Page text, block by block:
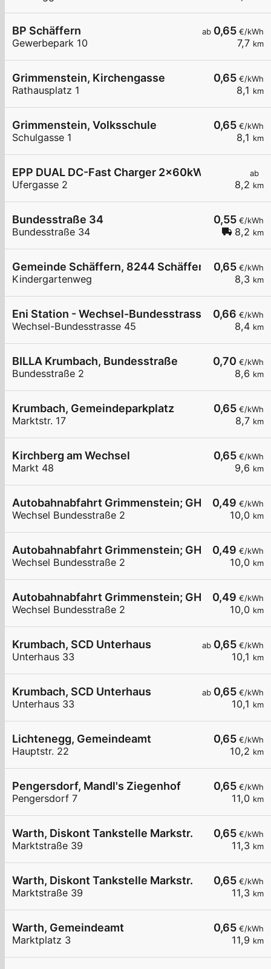
ab 0,65 €/kWh
7,7 km
BP Schäffern
Gewerbepark 10
0,65 €/kWh
8,1 km
Grimmenstein, Kirchengasse
Rathausplatz 1
0,65 €/kWh
8,1 km
Grimmenstein, Volksschule
Schulgasse 1
ab
8,2 km
EPP DUAL DC-Fast Charger 2x60kW/120kW mit
Ufergasse 2
0,55 €/kWh
8,2 km
Bundesstraße 34
Bundesstraße 34
0,65 €/kWh
8,3 km
Gemeinde Schäffern, 8244 Schäffern
Kindergartenweg
0,66 €/kWh
8,4 km
Eni Station - Wechsel-Bundesstrasse 45
Wechsel-Bundesstrasse 45
0,70 €/kWh
8,6 km
BILLA Krumbach, Bundesstraße
Bundesstraße 2
0,65 €/kWh
8,7 km
Krumbach, Gemeindeparkplatz
Marktstr. 17
0,65 €/kWh
9,6 km
Kirchberg am Wechsel
Markt 48
0,49 €/kWh
10,0 km
Autobahnabfahrt Grimmenstein; GH Pichler
Wechsel Bundesstraße 2
0,49 €/kWh
10,0 km
Autobahnabfahrt Grimmenstein; GH Pichler
Wechsel Bundesstraße 2
0,49 €/kWh
10,0 km
Autobahnabfahrt Grimmenstein; GH Pichler
Wechsel Bundesstraße 2
ab 0,65 €/kWh
10,1 km
Krumbach, SCD Unterhaus
Unterhaus 33
ab 0,65 €/kWh
10,1 km
Krumbach, SCD Unterhaus
Unterhaus 33
0,65 €/kWh
10,2 km
Lichtenegg, Gemeindeamt
Hauptstr. 22
0,65 €/kWh
11,0 km
Pengersdorf, Mandl's Ziegenhof
Pengersdorf 7
0,65 €/kWh
11,3 km
Warth, Diskont Tankstelle Markstr.
Marktstraße 39
0,65 €/kWh
11,3 km
Warth, Diskont Tankstelle Markstr.
Marktstraße 39
0,65 €/kWh
11,9 km
Warth, Gemeindeamt
Marktplatz 3